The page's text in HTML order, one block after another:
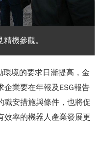
機參觀。
環境的要求日漸提高，金
業要在年報及ESG報告
職安措施與條件，也將促
效率的機器人產業發展更